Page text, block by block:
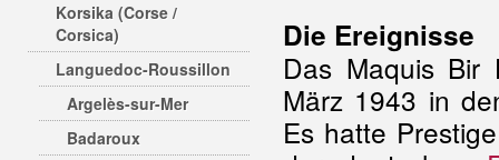
Korsika (Corse /
Corsica)
Languedoc-Roussillon
Argelès-sur-Mer
Badaroux
Die Ereignisse
Das Maquis Bir
März 1943 in
Es hatte